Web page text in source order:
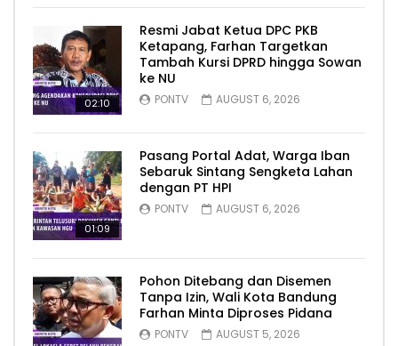
02:10
Resmi Jabat Ketua DPC PKB
Ketapang, Farhan Targetkan
Tambah Kursi DPRD hingga Sowan
ke NU
PONTV AUGUST 6, 2026
01:09
Pasang Portal Adat, Warga Iban
Sebaruk Sintang Sengketa Lahan
dengan PT HPI
PONTV AUGUST 6, 2026
Pohon Ditebang dan Disemen
Tanpa Izin, Wali Kota Bandung
Farhan Minta Diproses Pidana
PONTV AUGUST 5, 2026